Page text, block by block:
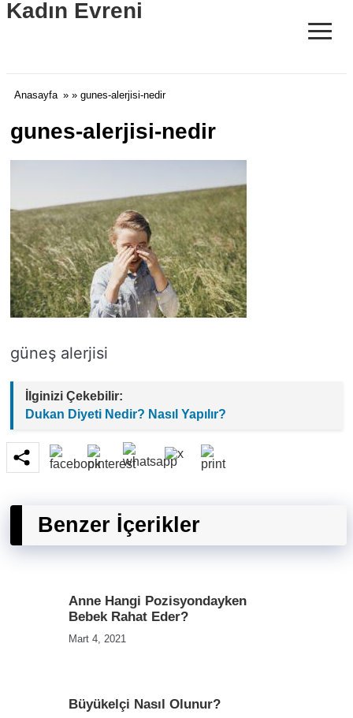
Kadın Evreni ≡
Anasayfa » » gunes-alerjisi-nedir
gunes-alerjisi-nedir
güneş alerjisi
İlginizi Çekebilir:
Dukan Diyeti Nedir? Nasıl Yapılır?
Benzer İçerikler
Anne Hangi Pozisyondayken
Bebek Rahat Eder?
Mart 4, 2021
Büyükelçi Nasıl Olunur?